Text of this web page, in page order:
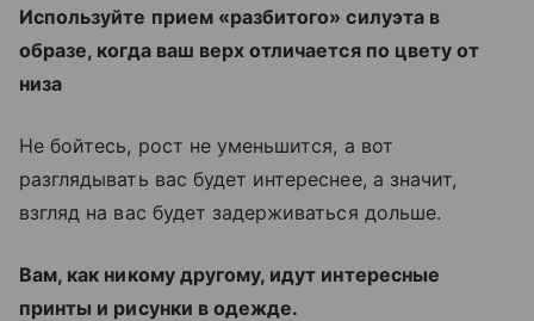
Используйте прием «разбитого» силуэта в
образе, когда ваш верх отличается по цвету от
низа
Не бойтесь, рост не уменьшится, а вот
разглядывать вас будет интереснее, а значит,
взгляд на вас будет задерживаться дольше.
Вам, как никому другому, идут интересные
принты и рисунки в одежде.